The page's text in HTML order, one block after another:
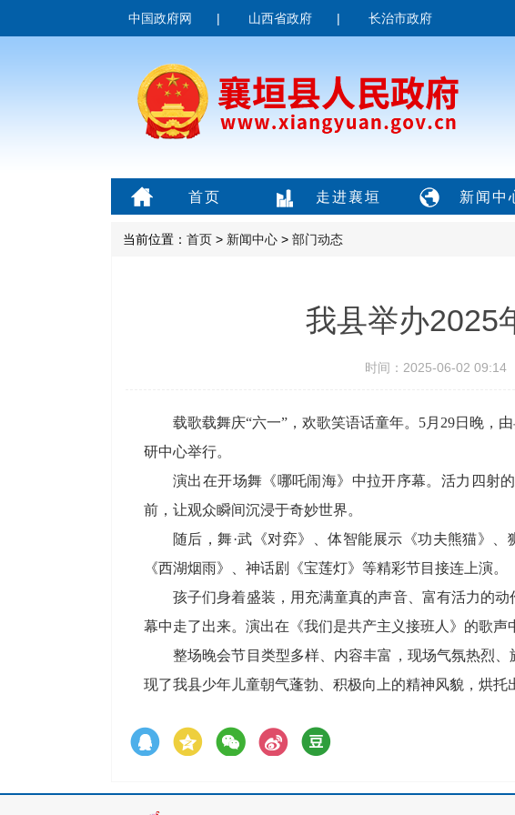
中国政府网 | 山西省政府 | 长治市政府
首页 走进襄垣 新闻中
当前位置： 首页 > 新闻中心 > 部门动态
我县举办2025
时间：2025-06-02
载歌载舞庆“六一”，欢歌笑语话童年。5月29日晚，
研中心举行。
演出在开场舞《哪吒闹海》中拉开序幕。活力四射
前，让观众瞬间沉浸于奇妙世界。
随后，舞·武《对弈》、体智能展示《功夫熊猫》
《西湖烟雨》、神话剧《宝莲灯》等精彩节目接连上演。
孩子们身着盛装，用充满童真的声音、富有活力的
幕中走了出来。演出在《我们是共产主义接班人》的歌声
整场晚会节目类型多样、内容丰富，现场气氛热烈
现了我县少年儿童朝气蓬勃、积极向上的精神风貌，烘托